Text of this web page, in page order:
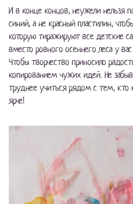
И в конце концов, неужели нельзя
синий, а не красный пластилин,
которую тиражируют все детские
вместо ровного осеннего леса у
Чтобы творчество приносило
копированием чужих идей. Не
труднее учиться рядом с тем,
ярче!